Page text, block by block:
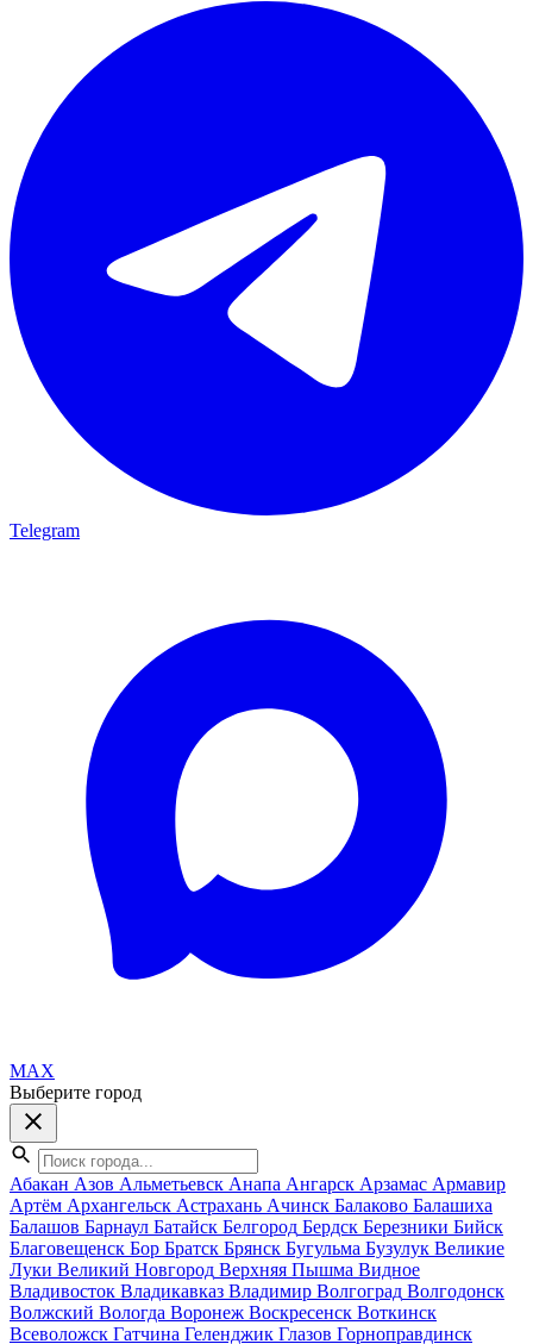
Telegram
MAX
Выберите город
Абакан Азов Альметьевск Анапа Ангарск Арзамас Армавир
Артём Архангельск Астрахань Ачинск Балаково Балашиха
Балашов Барнаул Батайск Белгород Бердск Березники Бийск
Благовещенск Бор Братск Брянск Бугульма Бузулук Великие
Луки Великий Новгород Верхняя Пышма Видное
Владивосток Владикавказ Владимир Волгоград Волгодонск
Волжский Вологда Воронеж Воскресенск Воткинск
Всеволожск Гатчина Геленджик Глазов Горноправдинск